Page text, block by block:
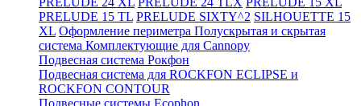
PRELUDE 15 TL PRELUDE SIXTY^2 SILHOUETTE 15
XL Оформление периметра Полускрытая и скрытая
система Комплектующие для Cannopy
Подвесная система Рокфон
Подвесная система для ROCKFON ECLIPSE и
ROCKFON CONTOUR
Подвесные системы Ecophon